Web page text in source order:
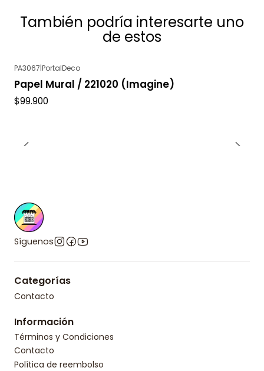
También podría interesarte uno
de estos
PA3067|PortalDeco
Papel Mural / 221020 (Imagine)
$99.900
Síguenos
Categorías
Contacto
Información
Términos y Condiciones
Contacto
Política de reembolso